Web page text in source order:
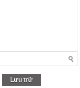
Lưu trữ